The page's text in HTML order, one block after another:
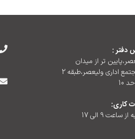
دفتر :
تر از میدان
ولیعصر،کوچه ولدی،مجتمع اداری ولیعصر،طبقه 2
10
کاری:
ساعت 9 الی 17